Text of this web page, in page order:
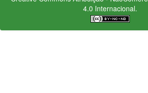
4.0 Internacional.